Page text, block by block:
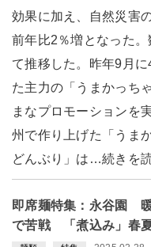
効果に加え、自然災害
前年比2％増となった。
て推移した。昨年9月に
た主力の「うまかっち
まなプロモーションを
州で作り上げた「うま
どんぶり」は…続きを
即席麺特集：永谷園
で苦戦 「煮込み」春